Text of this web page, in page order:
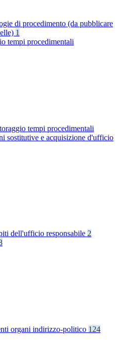
di procedimento (da pubblicare
1
tempi procedimentali
tempi procedimentali
sostitutive e acquisizione d'ufficio
dell'ufficio responsabile 2
organi indirizzo-politico 124